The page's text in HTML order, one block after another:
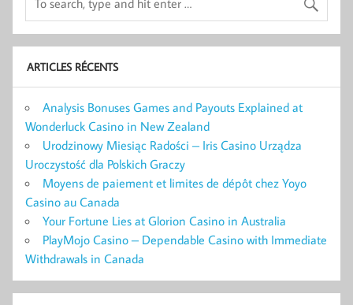
ARTICLES RÉCENTS
Analysis Bonuses Games and Payouts Explained at
Wonderluck Casino in New Zealand
Urodzinowy Miesiąc Radości – Iris Casino Urządza
Uroczystość dla Polskich Graczy
Moyens de paiement et limites de dépôt chez Yoyo
Casino au Canada
Your Fortune Lies at Glorion Casino in Australia
PlayMojo Casino – Dependable Casino with Immediate
Withdrawals in Canada